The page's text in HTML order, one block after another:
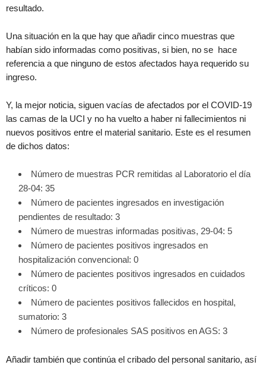
resultado.
Una situación en la que hay que añadir cinco muestras que
habían sido informadas como positivas, si bien, no se hace
referencia a que ninguno de estos afectados haya requerido su
ingreso.
Y, la mejor noticia, siguen vacías de afectados por el COVID-19
las camas de la UCI y no ha vuelto a haber ni fallecimientos ni
nuevos positivos entre el material sanitario. Este es el resumen
de dichos datos:
Número de muestras PCR remitidas al Laboratorio el día
28-04: 35
Número de pacientes ingresados en investigación
pendientes de resultado: 3
Número de muestras informadas positivas, 29-04: 5
Número de pacientes positivos ingresados en
hospitalización convencional: 0
Número de pacientes positivos ingresados en cuidados
críticos: 0
Número de pacientes positivos fallecidos en hospital,
sumatorio: 3
Número de profesionales SAS positivos en AGS: 3
Añadir también que continúa el cribado del personal sanitario, así